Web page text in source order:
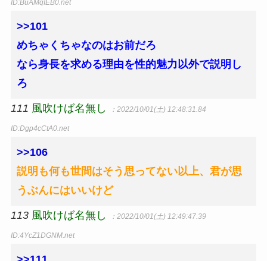
ID:BuAMqIEB0.net
>>101
めちゃくちゃなのはお前だろ
なら身長を求める理由を性的魅力以外で説明し
ろ
111 風吹けば名無し ：2022/10/01(土) 12:48:31.84
ID:Dgp4cCtA0.net
>>106
説明も何も世間はそう思ってない以上、君が思
うぶんにはいいけど
113 風吹けば名無し ：2022/10/01(土) 12:49:47.39
ID:4YcZ1DGNM.net